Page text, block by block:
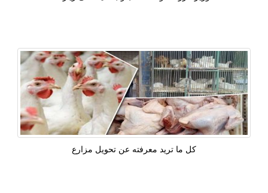
كل ما تريد معرفته عن تحويل مزارع